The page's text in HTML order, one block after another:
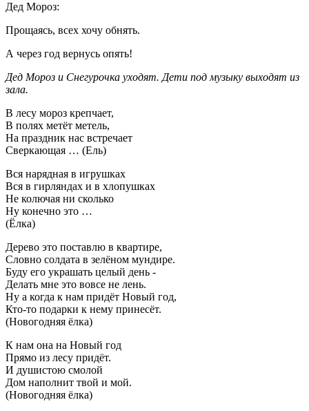
Дед Мороз:
Прощаясь, всех хочу обнять.
А через год вернусь опять!
Дед Мороз и Снегурочка уходят. Дети под музыку выходят из
зала.
В лесу мороз крепчает,
В полях метёт метель,
На праздник нас встречает
Сверкающая … (Ель)
Вся нарядная в игрушках
Вся в гирляндах и в хлопушках
Не колючая ни сколько
Ну конечно это …
(Ёлка)
Дерево это поставлю в квартире,
Словно солдата в зелёном мундире.
Буду его украшать целый день -
Делать мне это вовсе не лень.
Ну а когда к нам придёт Новый год,
Кто-то подарки к нему принесёт.
(Новогодняя ёлка)
К нам она на Новый год
Прямо из лесу придёт.
И душистою смолой
Дом наполнит твой и мой.
(Новогодняя ёлка)